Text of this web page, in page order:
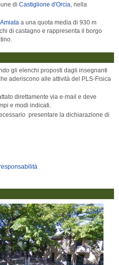
di Castiglione d'Orcia, nella
a una quota media di 930 m
di castagno e rappresenta il borgo
gli elenchi proposti dagli insegnanti
aderiscono alle attività del PLS-Fisica
direttamente via e-mail e deve
e modi indicati.
presentare la dichiarazione di